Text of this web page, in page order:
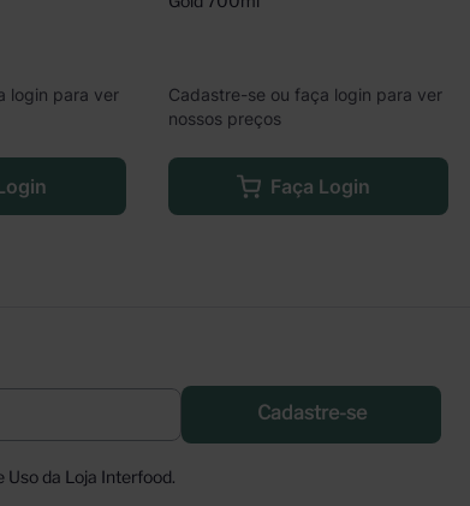
login para ver
Cadastre-se ou faça login para ver
nossos preços
Faça Login
Cadastre-se
da Loja Interfood.